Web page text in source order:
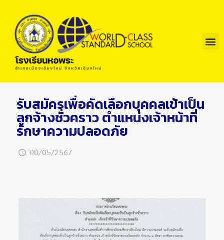
รับสมัครเพื่อคัดเลือกบุคคลเข้าเป็น
ลูกจ้างชั่วคราว ตำแหน่งเจ้าหน้าที่
รักษาความปลอดภัย
08/05/2567